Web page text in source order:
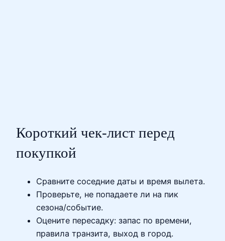
Короткий чек-лист перед
покупкой
Сравните соседние даты и время вылета.
Проверьте, не попадаете ли на пик
сезона/событие.
Оцените пересадку: запас по времени,
правила транзита, выход в город.